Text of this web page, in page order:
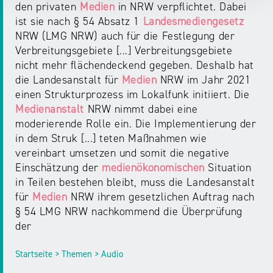
den privaten Medien in NRW verpflichtet. Dabei
ist sie nach § 54 Absatz 1 Landesmediengesetz
NRW (LMG NRW) auch für die Festlegung der
Verbreitungsgebiete [...] Verbreitungsgebiete
nicht mehr flächendeckend gegeben. Deshalb hat
die Landesanstalt für Medien NRW im Jahr 2021
einen Strukturprozess im Lokalfunk initiiert. Die
Medienanstalt NRW nimmt dabei eine
moderierende Rolle ein. Die Implementierung der
in dem Struk [...] teten Maßnahmen wie
vereinbart umsetzen und somit die negative
Einschätzung der medienökonomischen Situation
in Teilen bestehen bleibt, muss die Landesanstalt
für Medien NRW ihrem gesetzlichen Auftrag nach
§ 54 LMG NRW nachkommend die Überprüfung
der
Startseite > Themen > Audio